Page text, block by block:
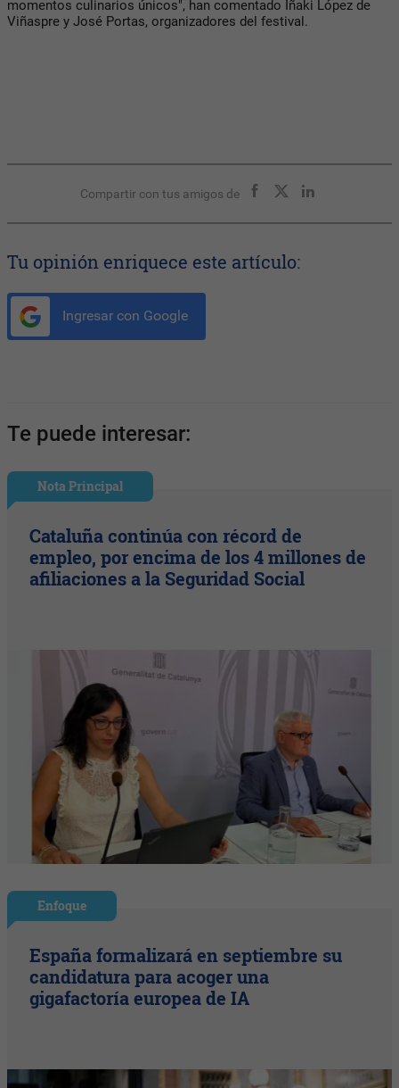
momentos culinarios únicos", han comentado Iñaki López de
Viñaspre y José Portas, organizadores del festival.
Compartir con tus amigos de
Tu opinión enriquece este artículo:
Ingresar con Google
Te puede interesar:
Nota Principal
Cataluña continúa con récord de
empleo, por encima de los 4 millones de
afiliaciones a la Seguridad Social
Enfoque
España formalizará en septiembre su
candidatura para acoger una
gigafactoría europea de IA